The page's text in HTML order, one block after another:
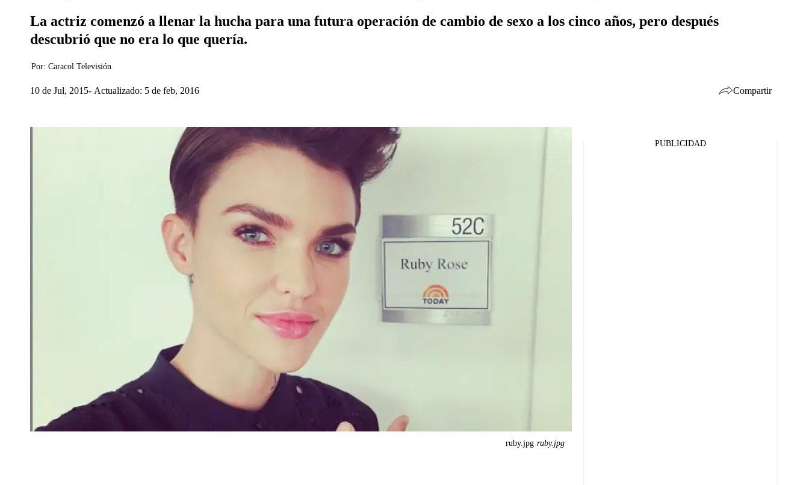
La actriz comenzó a llenar la hucha para una futura operación de cambio de sexo a los cinco años, pero después
descubrió que no era lo que quería.
Por: Caracol Televisión
10 de Jul, 2015 Actualizado: 5 de feb, 2016 Compartir
ruby.jpg ruby.jpg
PUBLICIDAD